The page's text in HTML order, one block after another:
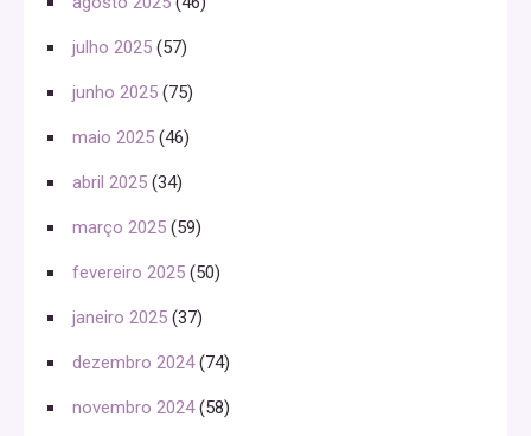
julho 2025 (57)
junho 2025 (75)
maio 2025 (46)
abril 2025 (34)
março 2025 (59)
fevereiro 2025 (50)
janeiro 2025 (37)
dezembro 2024(74)
novembro 2024(58)